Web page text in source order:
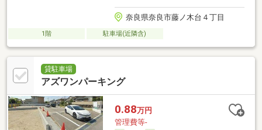
奈良県奈良市藤ノ木台４丁目
1階 駐車場(近隣含)
貸駐車場
アズワンパーキング
0.88万円
管理費等-